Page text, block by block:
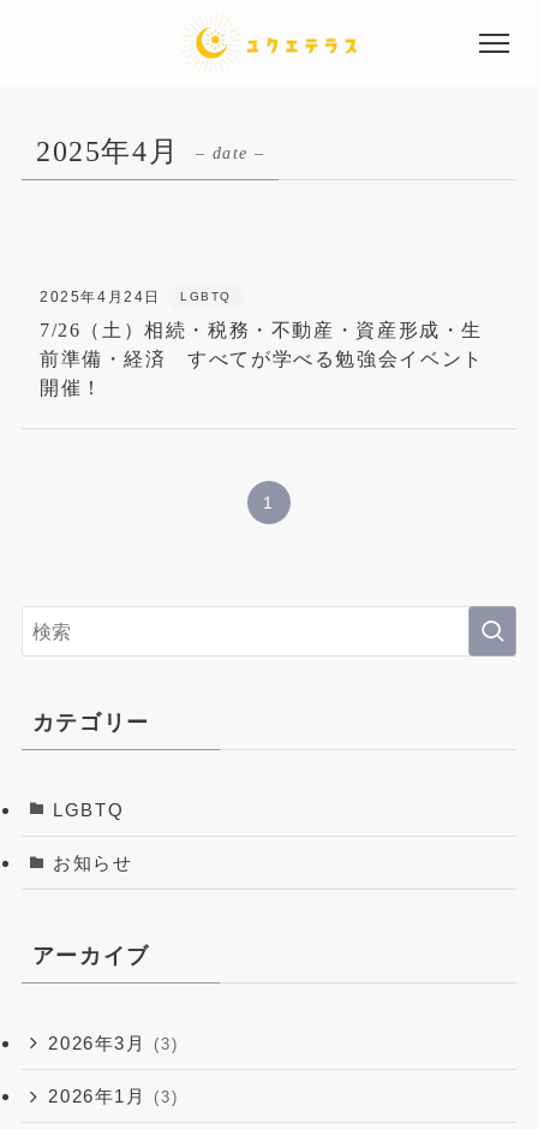
事業概要
Instagram
2025年4月 – date –
2025年4月24日 LGBTQ
7/26（土）相続・税務・不動産・資産形成・生
前準備・経済 すべてが学べる勉強会イベント
開催！
1
カテゴリー
LGBTQ
お知らせ
アーカイブ
2026年3月 (3)
2026年1月 (3)